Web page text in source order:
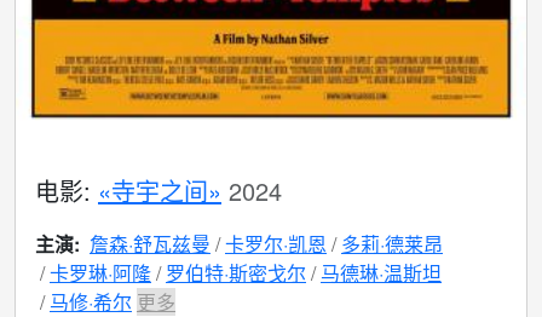
电影: «寺宇之间» 2024
主演: 詹森·舒瓦兹曼 卡罗尔·凯恩
多莉·德莱昂
卡罗琳·阿隆 罗伯特·斯密戈尔
马德琳·温斯坦
马修·希尔 更多